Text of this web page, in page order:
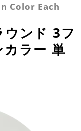
Color Each
ンド 3フ
ラー 単